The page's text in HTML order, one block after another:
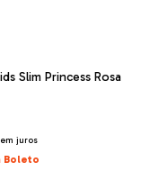
Slim Princess Rosa
juros
Boleto